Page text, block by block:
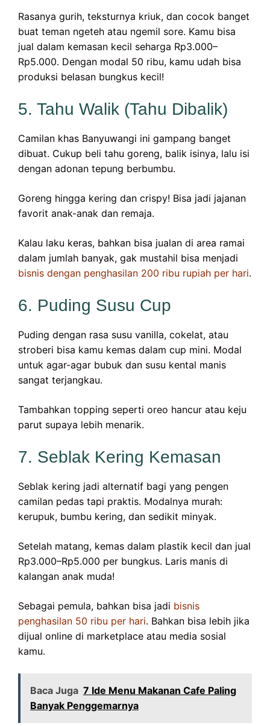
Rasanya gurih, teksturnya kriuk, dan cocok banget
buat teman ngeteh atau ngemil sore. Kamu bisa
jual dalam kemasan kecil seharga Rp3.000–
Rp5.000. Dengan modal 50 ribu, kamu udah bisa
produksi belasan bungkus kecil!
5. Tahu Walik (Tahu Dibalik)
Camilan khas Banyuwangi ini gampang banget
dibuat. Cukup beli tahu goreng, balik isinya, lalu isi
dengan adonan tepung berbumbu.
Goreng hingga kering dan crispy! Bisa jadi jajanan
favorit anak-anak dan remaja.
Kalau laku keras, bahkan bisa jualan di area ramai
dalam jumlah banyak, gak mustahil bisa menjadi
bisnis dengan penghasilan 200 ribu rupiah per hari.
6. Puding Susu Cup
Puding dengan rasa susu vanilla, cokelat, atau
stroberi bisa kamu kemas dalam cup mini. Modal
untuk agar-agar bubuk dan susu kental manis
sangat terjangkau.
Tambahkan topping seperti oreo hancur atau keju
parut supaya lebih menarik.
7. Seblak Kering Kemasan
Seblak kering jadi alternatif bagi yang pengen
camilan pedas tapi praktis. Modalnya murah:
kerupuk, bumbu kering, dan sedikit minyak.
Setelah matang, kemas dalam plastik kecil dan jual
Rp3.000–Rp5.000 per bungkus. Laris manis di
kalangan anak muda!
Sebagai pemula, bahkan bisa jadi bisnis
penghasilan 50 ribu per hari. Bahkan bisa lebih jika
dijual online di marketplace atau media sosial
kamu.
Baca Juga 7 Ide Menu Makanan Cafe Paling
Banyak Penggemarnya